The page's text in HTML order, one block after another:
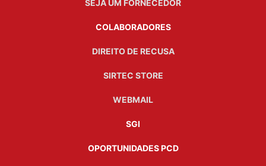
SEJA UM FORNECEDOR
COLABORADORES
DIREITO DE RECUSA
SIRTEC STORE
WEBMAIL
SGI
OPORTUNIDADES PCD